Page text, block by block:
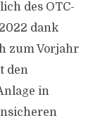
des OTC-
dank
zum Vorjahr
den
in